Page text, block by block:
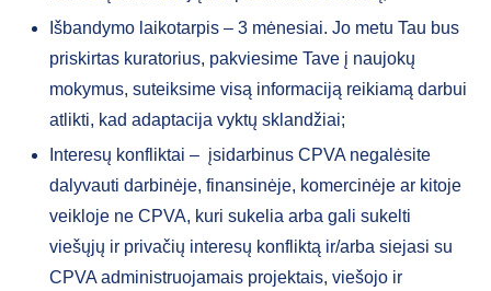
Išbandymo laikotarpis – 3 mėnesiai. Jo metu Tau bus
priskirtas kuratorius, pakviesime Tave į naujokų
mokymus, suteiksime visą informaciją reikiamą darbui
atlikti, kad adaptacija vyktų sklandžiai;
Interesų konfliktai – įsidarbinus CPVA negalėsite
dalyvauti darbinėje, finansinėje, komercinėje ar kitoje
veikloje ne CPVA, kuri sukelia arba gali sukelti
viešųjų ir privačių interesų konfliktą ir/arba siejasi su
CPVA administruojamais projektais, viešojo ir